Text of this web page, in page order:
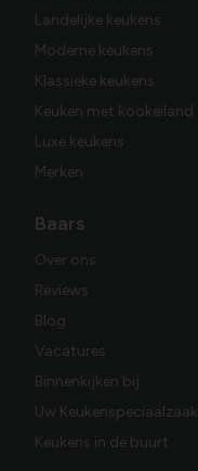
Landelijke keukens
Moderne keukens
Klassieke keukens
Keuken met kookeiland
Luxe keukens
Merken
Baars
Over ons
Reviews
Blog
Vacatures
Binnenkijken bij
Uw Keukenspeciaalzaak
Keukens in de buurt